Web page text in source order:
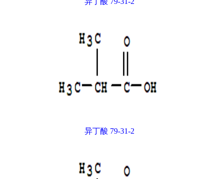
异丁酸 79-31-2